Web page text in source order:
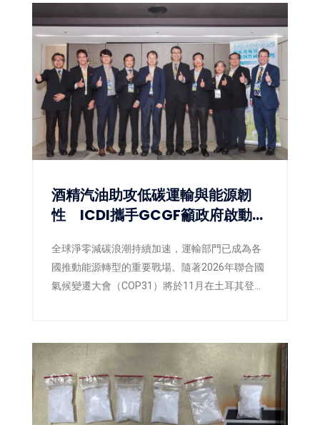
酒精汽油助攻低碳運輸與能源韌
性 ICDI攜手GCGF籲政府啟動
全球淨零減碳浪潮持續加速，運輸部門已成為各
國推動能源轉型的重要戰場。隨著2026年聯合國
氣候變遷大會（COP31）將於11月在土耳其登
對臺灣即將推動第三版國家自定貢獻
（NDC3.0），如何兼顧減碳、能源安全與供應韌
性，已成為產官學界共同關注的核心議題。